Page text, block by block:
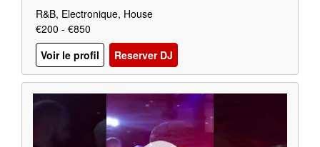
R&B, Electronique, House
€200 - €850
Voir le profil
Reserver DJ